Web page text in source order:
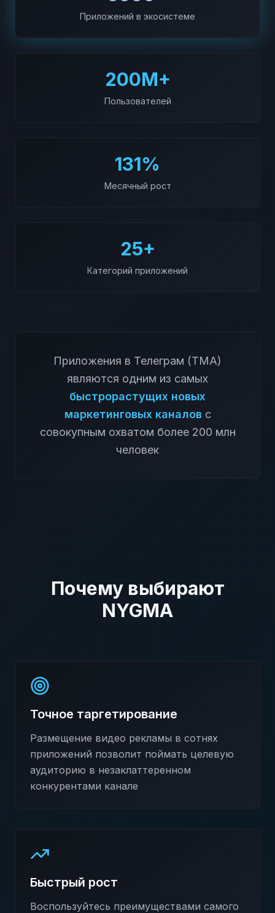
Приложений в экосистеме
200M+
Пользователей
131%
Месячный рост
25+
Категорий приложений
Приложения в Телеграм (TMA)
являются одним из самых
быстрорастущих новых
маркетинговых каналов с
совокупным охватом более 200 млн
человек
Почему выбирают
NYGMA
Точное таргетирование
Размещение видео рекламы в сотнях
приложений позволит поймать целевую
аудиторию в незаклаттеренном
конкурентами канале
Быстрый рост
Воспользуйтесь преимуществами самого